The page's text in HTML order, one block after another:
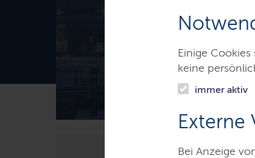
Einige
keine
immer aktiv
Externe
Bei Anzeige